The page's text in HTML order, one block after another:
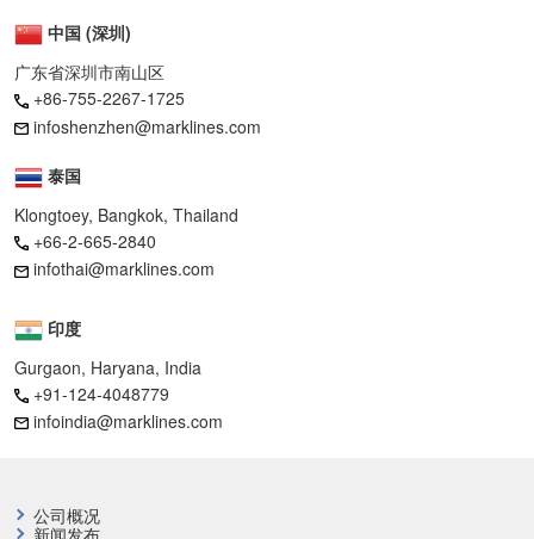
中国 (深圳)
广东省深圳市南山区
+86-755-2267-1725
infoshenzhen@marklines.com
泰国
Klongtoey, Bangkok, Thailand
+66-2-665-2840
infothai@marklines.com
印度
Gurgaon, Haryana, India
+91-124-4048779
infoindia@marklines.com
公司概况